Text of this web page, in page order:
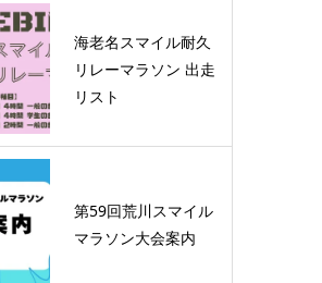
［プレビュー］地元ガイドと
行く！富士展望の紅葉登山 杓
子山のコースや見どころを...
2021.10.28
［イベントレビュー］
GOGIRL 奥多摩ハイキング
＆BBQ
2020.10.28
海老名スマイル耐久
リレーマラソン 出走
リスト
第59回荒川スマイル
マラソン大会案内